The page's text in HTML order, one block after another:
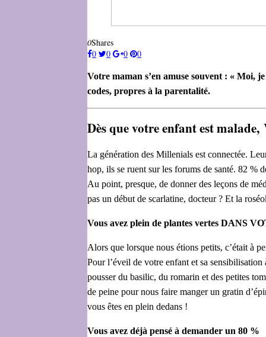
0Shares
0
0 0 0
Votre maman s’en amuse souvent : « Moi,
codes, propres à la parentalité.
Dès que votre enfant est
La génération des Millenials est connectée.
hop, ils se ruent sur les forums de santé. 82 %
Au point, presque, de donner des leçons de
pas un début de scarlatine, docteur ? Et la
Vous avez plein de plantes vertes DANS
Alors que lorsque nous étions petits, c’était à
Pour l’éveil de votre enfant et sa
pousser du basilic, du romarin et des petites
de peine pour nous faire manger un gratin
vous êtes en plein dedans !
Vous avez déjà pensé à demander un 80 %